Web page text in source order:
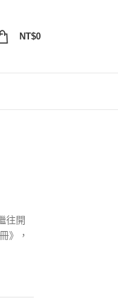
NT$0
往開
》，